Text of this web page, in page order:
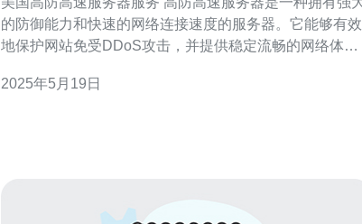
的防御能力和快速的网络连接速度的服务器。它能够有效
地保护网站免受DDoS攻击，并提供稳定流畅的网络体
础设施和丰富的服务器资源。选择美国的高防高速服务器
2025年5月19日